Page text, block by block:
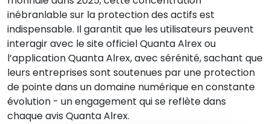
inébranlable sur la protection des actifs est
indispensable. Il garantit que les utilisateurs peuvent
interagir avec le site officiel Quanta Alrex ou
l’application Quanta Alrex, avec sérénité, sachant que
leurs entreprises sont soutenues par une protection
de pointe dans un domaine numérique en constante
évolution - un engagement qui se reflète dans
chaque avis Quanta Alrex.